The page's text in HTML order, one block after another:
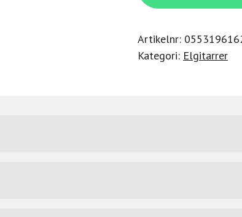
1000
White
mängd
Artikelnr:
Kategori: Elgitarrer